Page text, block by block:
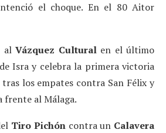
el choque. En el 80 Aitor
alVázquez Culturalen el último
Isra y celebra la primera victoria
tras los empates contra San Félix y
frente al Málaga.
Tiro Pichóncontra un Calavera